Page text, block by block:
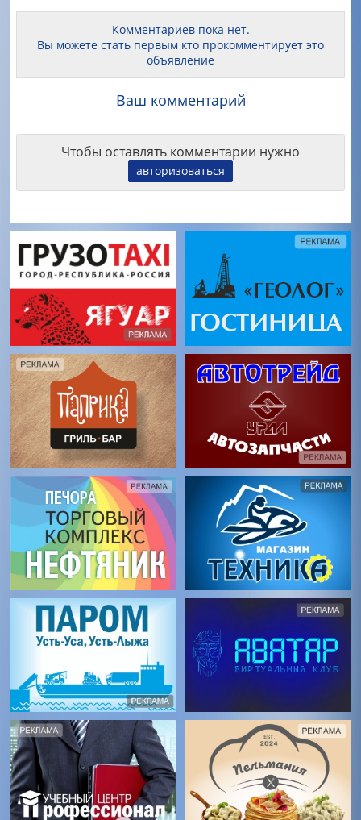
Комментариев пока нет.
Вы можете стать первым кто прокомментирует это
объявление
Ваш комментарий
Чтобы оставлять комментарии нужно
авторизоваться